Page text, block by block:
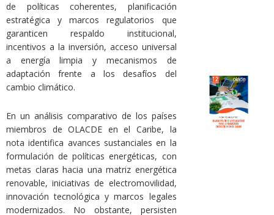
de políticas coherentes, planificación
estratégica y marcos regulatorios que
garanticen respaldo institucional,
incentivos a la inversión, acceso universal
a energía limpia y mecanismos de
adaptación frente a los desafíos del
cambio climático.
En un análisis comparativo de los países
miembros de OLACDE en el Caribe, la
nota identifica avances sustanciales en la
formulación de políticas energéticas, con
metas claras hacia una matriz energética
renovable, iniciativas de electromovilidad,
innovación tecnológica y marcos legales
modernizados. No obstante, persisten